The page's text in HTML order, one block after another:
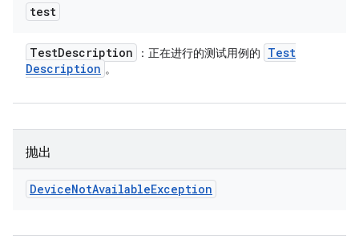
test
TestDescription ：正在进行的测试用例的
Test
Description 。
抛出
DeviceNotAvailableException